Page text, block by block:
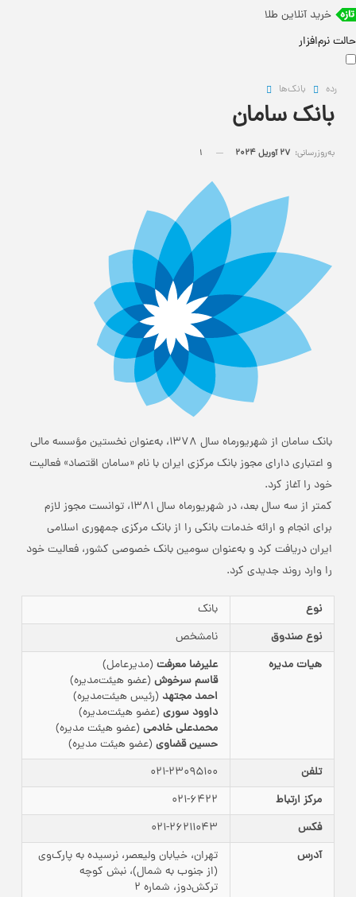
خرید آنلاین طلا
حالت نرم‌افزار
رده بانک‌ها
بانک سامان
به‌روزرسانی: 27 آوریل 2024
بانک سامان از شهریورماه سال 1378، به‌عنوان نخستین مؤسسه مالی
و اعتباری دارای مجوز بانک مرکزی ایران با نام «سامان اقتصاد» فعالیت
خود را آغاز کرد.
کمتر از سه سال بعد، در شهریورماه سال 1381، توانست مجوز لازم
برای انجام و ارائه خدمات بانکی را از بانک مرکزی جمهوری اسلامی
ایران دریافت کرد و به‌عنوان سومین بانک خصوصی کشور، فعالیت خود
را وارد روند جدیدی کرد.
نوع
بانک
نوع صندوق
نامشخص
هیات مدیره
علیرضا معرفت (مدیرعامل)
قاسم سرخوش (عضو هیئت‌مدیره)
احمد مجتهد (رئیس هیئت‌مدیره)
داوود سوری (عضو هیئت‌مدیره)
محمدعلی خادمی (عضو هیئت مدیره)
حسین قضاوی (عضو هیئت مدیره)
تلفن
021-23095100
مرکز ارتباط
021-6422
فکس
021-26211043
آدرس
تهران، خیابان ولیعصر، نرسیده به پارک‌وی
(از جنوب به شمال)، نبش کوچه
ترکش‌دوز، شماره 2